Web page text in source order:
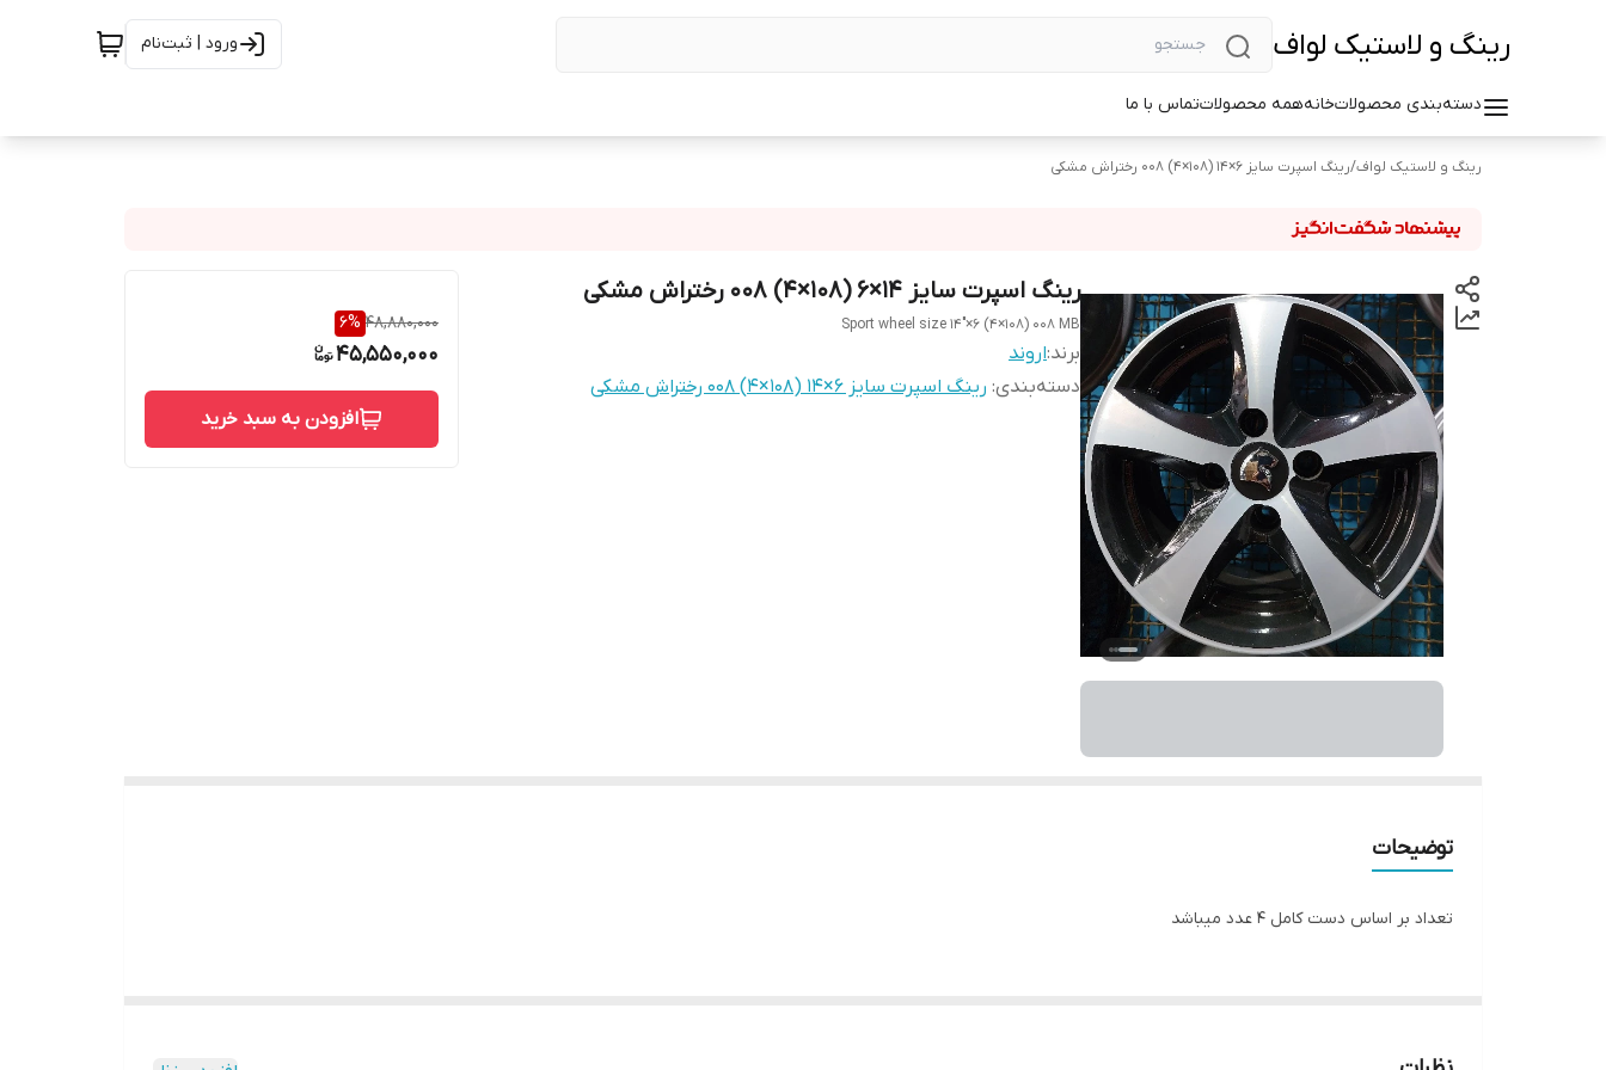
رینگ و لاستیک لواف ورود | ثبت‌نام
دسته‌بندی محصولاتخانههمه محصولاتتماس با ما
رینگ و لاستیک لواف/رینگ اسپرت سایز ۶×۱۴ (۱۰۸×۴) ۰۰۸ رختراش مشکی
رینگ اسپرت سایز ۱۴×۶ (۱۰۸×۴) ۰۰۸ رختراش مشکی
Sport wheel size 14"×6 (4×108) 008 MB
برند:اروند
دسته‌بندی: رینگ اسپرت سایز ۶×۱۴ (۱۰۸×۴) ۰۰۸ رختراش مشکی
48,880,000
6%
45,550,000
افزودن به سبد خرید
توضیحات
تعداد بر اساس دست کامل ۴ عدد میباشد